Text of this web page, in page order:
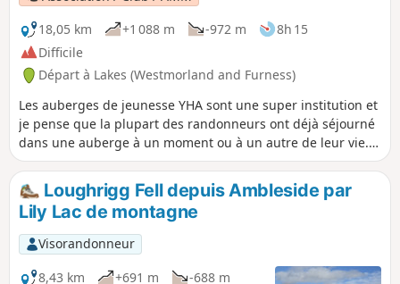
18,05 km
+1 088 m -972 m
8h 15
Difficile
Départ à Lakes (Westmorland and Furness)
Les auberges de jeunesse YHA sont une super institution et
je pense que la plupart des randonneurs ont déjà séjourné
dans une auberge à un moment ou à un autre de leur vie.
Elles ont été créées «pour aider tout le monde, en
particulier les jeunes disposant de moyens limités, à mieux
connaître, aimer et prendre soin de la campagne,
notamment en leur proposant des auberges ou d'autres
hébergements simples lors de leurs voyages ». Voici une
sélection d'itinéraires qui commencent ou finissent dans
une auberge de jeunesse dans la région des lacs. En
Loughrigg Fell depuis Ambleside par
Lily Lac de montagne
Visorandonneur
8,43 km
+691 m
-688 m